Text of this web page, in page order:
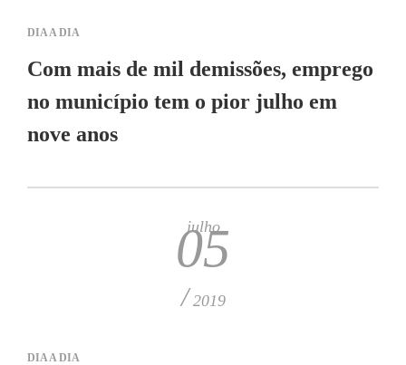
DIA A DIA
Com mais de mil demissões, emprego
no município tem o pior julho em
nove anos
julho
05
/ 2019
DIA A DIA